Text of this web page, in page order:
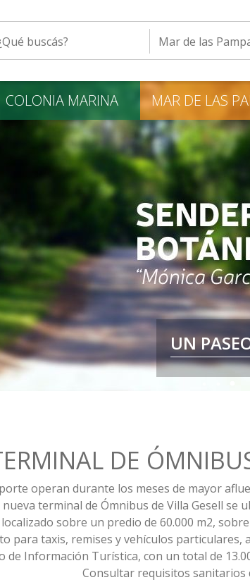
Seleccione una
UN
COLONIA MARINA MAR DE LAS
DE
operan durante los meses de mayor
terminal de Ómnibus de Villa Gesell se
sobre un predio de 60.000 m2,
para taxis, remises y vehículos particulares,
de Información Turística, con un total de
Consultar requisitos sanitarios